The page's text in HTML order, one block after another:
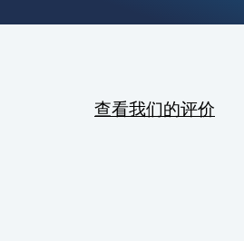
查看我们的评价